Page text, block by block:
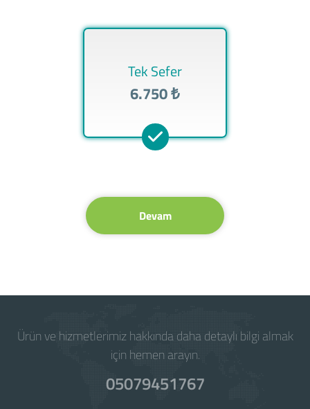
Tek Sefer
6.750 ₺
Devam
Ürün ve hizmetlerimiz hakkında daha detaylı bilgi almak
için hemen arayın.
05079451767